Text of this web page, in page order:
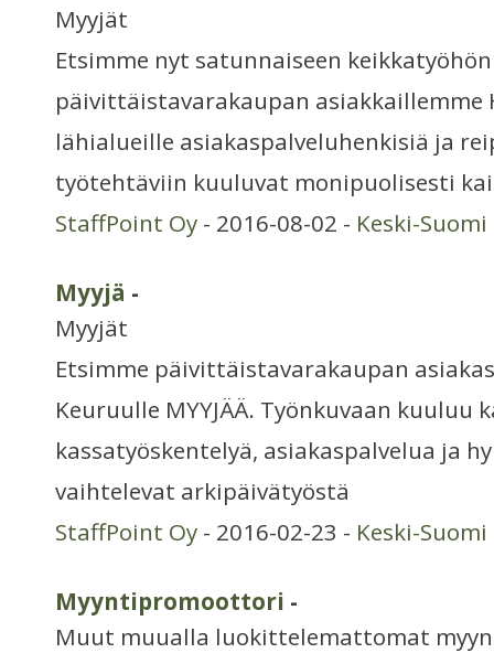
Myyjät
Etsimme nyt satunnaiseen keikkatyöhön
päivittäistavarakaupan asiakkaillemme
lähialueille asiakaspalveluhenkisiä ja
työtehtäviin kuuluvat monipuolisesti
StaffPoint Oy - 2016-08-02 - Keski-Suomi
Myyjä -
Myyjät
Etsimme päivittäistavarakaupan
Keuruulle MYYJÄÄ. Työnkuvaan kuuluu
kassatyöskentelyä, asiakaspalvelua ja
vaihtelevat arkipäivätyöstä
StaffPoint Oy - 2016-02-23 - Keski-Suomi
Myyntipromoottori -
Muut muualla luokittelemattomat